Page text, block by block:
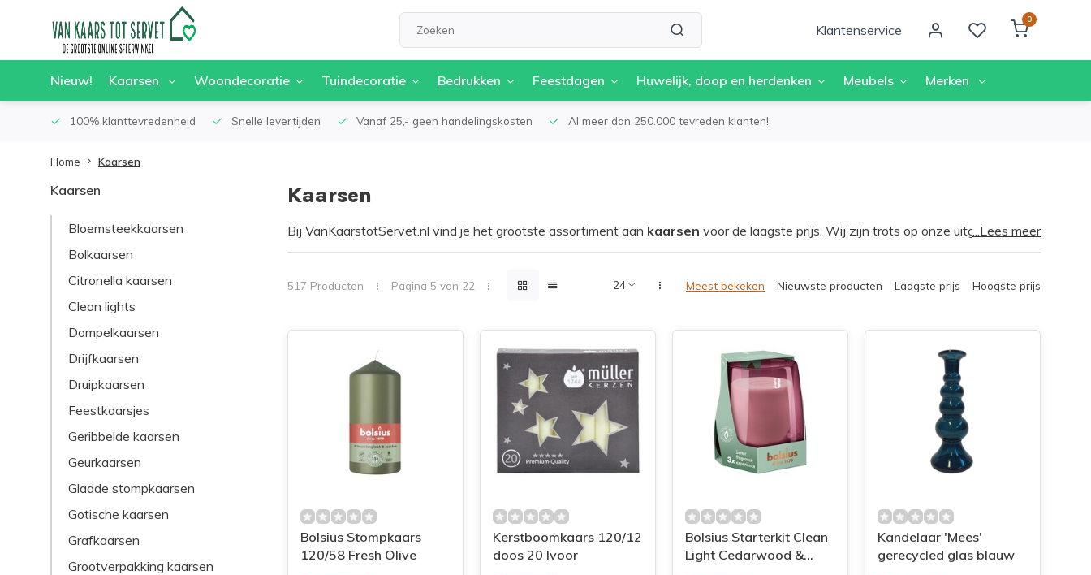
Klantenservice
0
Nieuw! Kaarsen Woondecoratie Tuindecoratie Bedrukken Feestdagen Huwelijk, doop en herdenken Meubels Merken
100% klanttevredenheid Snelle levertijden Vanaf 25,- geen handelingskosten Al meer dan 250.000 tevreden klanten!
Home Kaarsen
Kaarsen
Bloemsteekkaarsen
Bolkaarsen
Citronella kaarsen
Clean lights
Dompelkaarsen
Drijfkaarsen
Druipkaarsen
Feestkaarsjes
Geribbelde kaarsen
Geurkaarsen
Gladde stompkaarsen
Gotische kaarsen
Grafkaarsen
Grootverpakking kaarsen
Kaarsen
Bij VanKaarstotServet.nl vind je het grootste assortiment aan kaarsen voor de laagste prijs. Wij zijn trots op onze uitgebreide
collectie, waarin we naast de bekende merken zoalsBolsiusen Gouda ook speciale kaarsen aanbieden voor elke gelegenheid en
wij hebben de perfecte kaarsen voor jou. Ons assortiment is divers en uitgebreid, zodat je altijd de juiste kaarsen kunt vinden die
...Lees meer
517 Producten Pagina 5 van 22 Meest bekeken Nieuwste producten Laagste prijs Hoogste prijs
Bolsius Stompkaars
120/58 Fresh Olive
Kerstboomkaars 120/12
doos 20 Ivoor
Bolsius Starterkit Clean
Light Cedarwood &
Kandelaar 'Mees'
gerecycled glas blauw